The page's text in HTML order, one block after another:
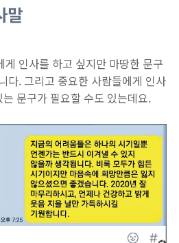
말
인사를 하고 싶지만 마땅한 문구
다. 그리고 중요한 사람들에게 인사
문구가 필요할 수도 있는데요.